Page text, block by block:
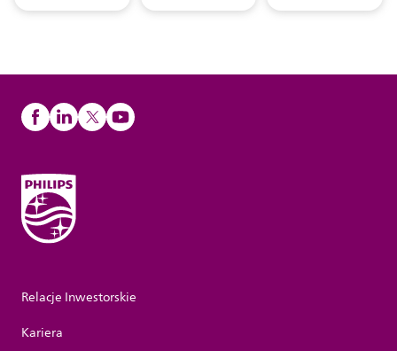
Relacje Inwestorskie
Kariera